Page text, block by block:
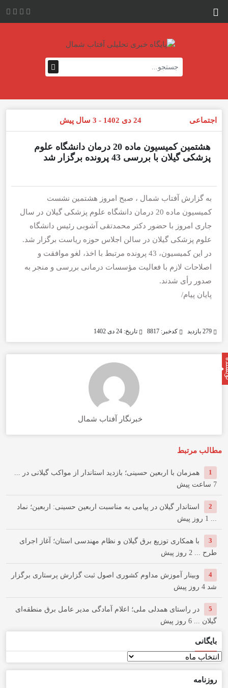
اجتماعی 24 دی 1402 - 3 سال پیش
هشتمین کمیسیون ماده 20 درمان دانشگاه علوم
پزشکی گیلان با بررسی 43 پرونده برگزار شد
به گزارش آفتاب شمال ، صبح امروز هشتمین نشست
کمیسیون ماده 20 درمان دانشگاه علوم پزشکی گیلان در سال
جاری امروز با حضور دکتر محمدتقی آشوبی رئیس دانشگاه
علوم پزشکی گیلان در سالن اجلاس حوزه ریاست برگزار شد.
در این کمیسیون، 43 پرونده مرتبط با اخذ، لغو موافقت و
اصلاحات لازم با فعالیت مؤسسات درمانی بررسی و منجر به
صدور رأی شدند.
پایان پیام/
کدخبر: 8817 تاریخ: 24 دی 1402
خبرنگار آفتاب شمال
مطالب مرتبط
1
همزمان با اربعین حسینی؛ بازدید استاندار از مواکب گیلانی در ...
7 ساعت پیش
2
استاندار گیلان در پیامی به مناسبت اربعین حسینی: اربعین؛ نماد
1 روز پیش
3
با همکاری توزیع برق گیلان و نظام مهندسی استان؛ آغاز اجرای
طرح ... 2 روز پیش
4
وبینار آموزش مداوم کشوری اصول ثبت گزارش پرستاری برگزار
شد 4 روز پیش
5
در راستای همدلی ملی؛ اعلام آمادگی مدیر عامل برق منطقه‌ای
گیلان ... 6 روز پیش
بایگانی
بایگانی
روزنامه